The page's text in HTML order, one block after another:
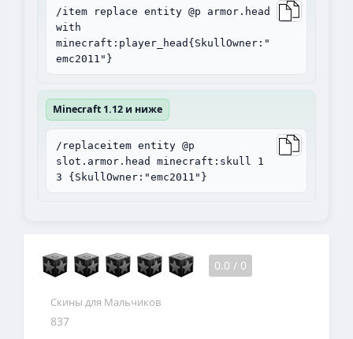
/item replace entity @p armor.head
with
minecraft:player_head{SkullOwner:"
emc2011"}
Minecraft 1.12 и ниже
/replaceitem entity @p
slot.armor.head minecraft:skull 1
3 {SkullOwner:"emc2011"}
0.0 / 0
Скины для Мальчиков
837